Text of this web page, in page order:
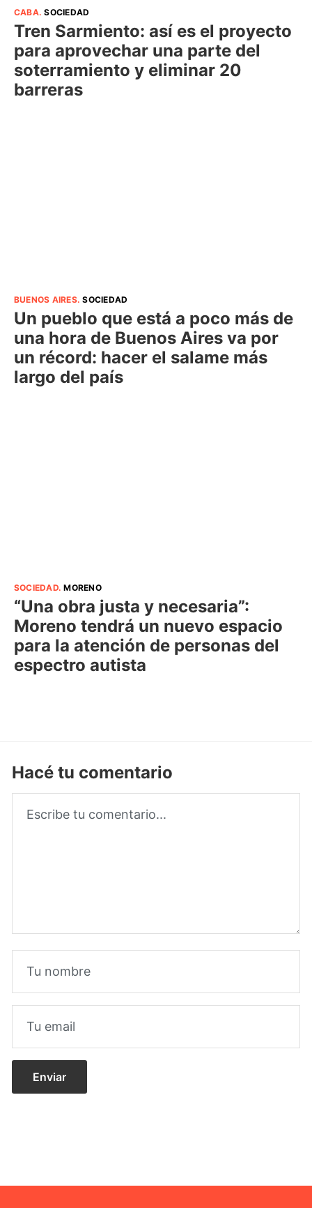
CABA.SOCIEDAD
Tren Sarmiento: así es el proyecto
para aprovechar una parte del
soterramiento y eliminar 20
barreras
BUENOS AIRES.SOCIEDAD
Un pueblo que está a poco más de
una hora de Buenos Aires va por
un récord: hacer el salame más
largo del país
SOCIEDAD.MORENO
“Una obra justa y necesaria”:
Moreno tendrá un nuevo espacio
para la atención de personas del
espectro autista
Hacé tu comentario